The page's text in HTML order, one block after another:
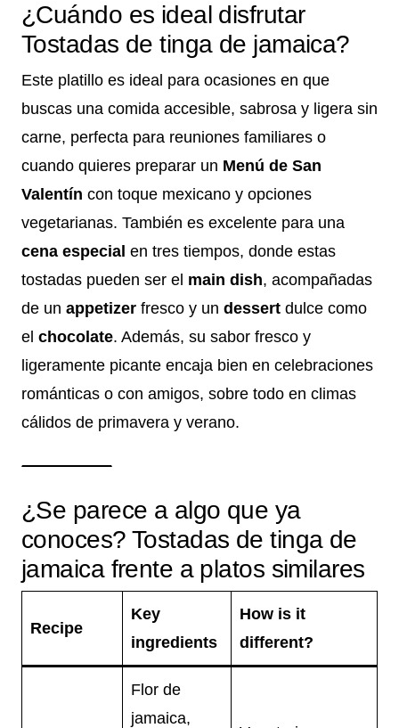
¿Cuándo es ideal disfrutar
Tostadas de tinga de jamaica?
Este platillo es ideal para ocasiones en que
buscas una comida accesible, sabrosa y ligera sin
carne, perfecta para reuniones familiares o
cuando quieres preparar un Menú de San
Valentín con toque mexicano y opciones
vegetarianas. También es excelente para una
cena especial en tres tiempos, donde estas
tostadas pueden ser el main dish, acompañadas
de un appetizer fresco y un dessert dulce como
el chocolate. Además, su sabor fresco y
ligeramente picante encaja bien en celebraciones
románticas o con amigos, sobre todo en climas
cálidos de primavera y verano.
¿Se parece a algo que ya
conoces? Tostadas de tinga de
jamaica frente a platos similares
Recipe
Key
ingredients
How is it
different?
Flor de
jamaica,